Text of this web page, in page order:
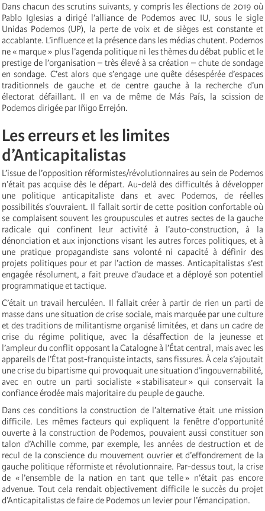
Dans chacun des scrutins suivants, y compris les élections de 2019 où
Pablo Iglesias a dirigé l’alliance de Podemos avec IU, sous le sigle
Unidas Podemos (UP), la perte de voix et de sièges est constante et
accablante. L’influence et la présence dans les médias chutent. Podemos
ne « marque » plus l’agenda politique ni les thèmes du débat public et le
prestige de l’organisation – très élevé à sa création – chute de sondage
en sondage. C’est alors que s’engage une quête désespérée d’espaces
traditionnels de gauche et de centre gauche à la recherche d’un
électorat défaillant. Il en va de même de Más País, la scission de
Podemos dirigée par Iñigo Errejón.
Les erreurs et les limites
d’Anticapitalistas
L’issue de l’opposition réformistes/révolutionnaires au sein de Podemos
n’était pas acquise dès le départ. Au-delà des difficultés à développer
une politique anticapitaliste dans et avec Podemos, de réelles
possibilités s’ouvraient. Il fallait sortir de cette position confortable où
se complaisent souvent les groupuscules et autres sectes de la gauche
radicale qui confinent leur activité à l’auto-construction, à la
dénonciation et aux injonctions visant les autres forces politiques, et à
une pratique propagandiste sans volonté ni capacité à définir des
projets politiques pour et par l’action de masses. Anticapitalistas s’est
engagée résolument, a fait preuve d’audace et a déployé son potentiel
programmatique et tactique.
C’était un travail herculéen. Il fallait créer à partir de rien un parti de
masse dans une situation de crise sociale, mais marquée par une culture
et des traditions de militantisme organisé limitées, et dans un cadre de
crise du régime politique, avec la désaffection de la jeunesse et
l’ampleur du conflit opposant la Catalogne à l’État central, mais avec les
appareils de l’État post-franquiste intacts, sans fissures. À cela s’ajoutait
une crise du bipartisme qui provoquait une situation d’ingouvernabilité,
avec en outre un parti socialiste « stabilisateur » qui conservait la
confiance érodée mais majoritaire du peuple de gauche.
Dans ces conditions la construction de l’alternative était une mission
difficile. Les mêmes facteurs qui expliquent la fenêtre d’opportunité
ouverte à la construction de Podemos, pouvaient aussi constituer son
talon d’Achille comme, par exemple, les années de destruction et de
recul de la conscience du mouvement ouvrier et d’effondrement de la
gauche politique réformiste et révolutionnaire. Par-dessus tout, la crise
de « l’ensemble de la nation en tant que telle » n’était pas encore
advenue. Tout cela rendait objectivement difficile le succès du projet
d’Anticapitalistas de faire de Podemos un levier pour l’émancipation.